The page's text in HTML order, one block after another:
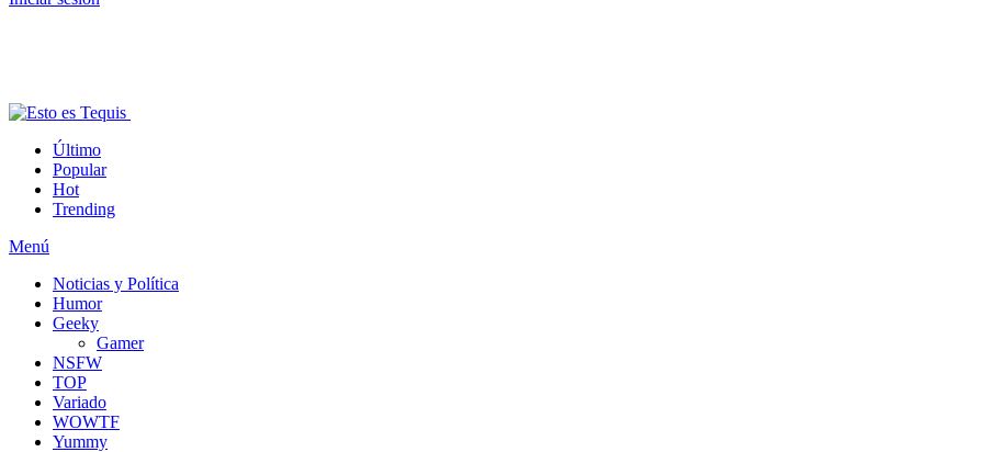
Último
Popular
Hot
Trending
Menú
Noticias y Política
Humor
Geeky
Gamer
NSFW
TOP
Variado
WOWTF
Yummy